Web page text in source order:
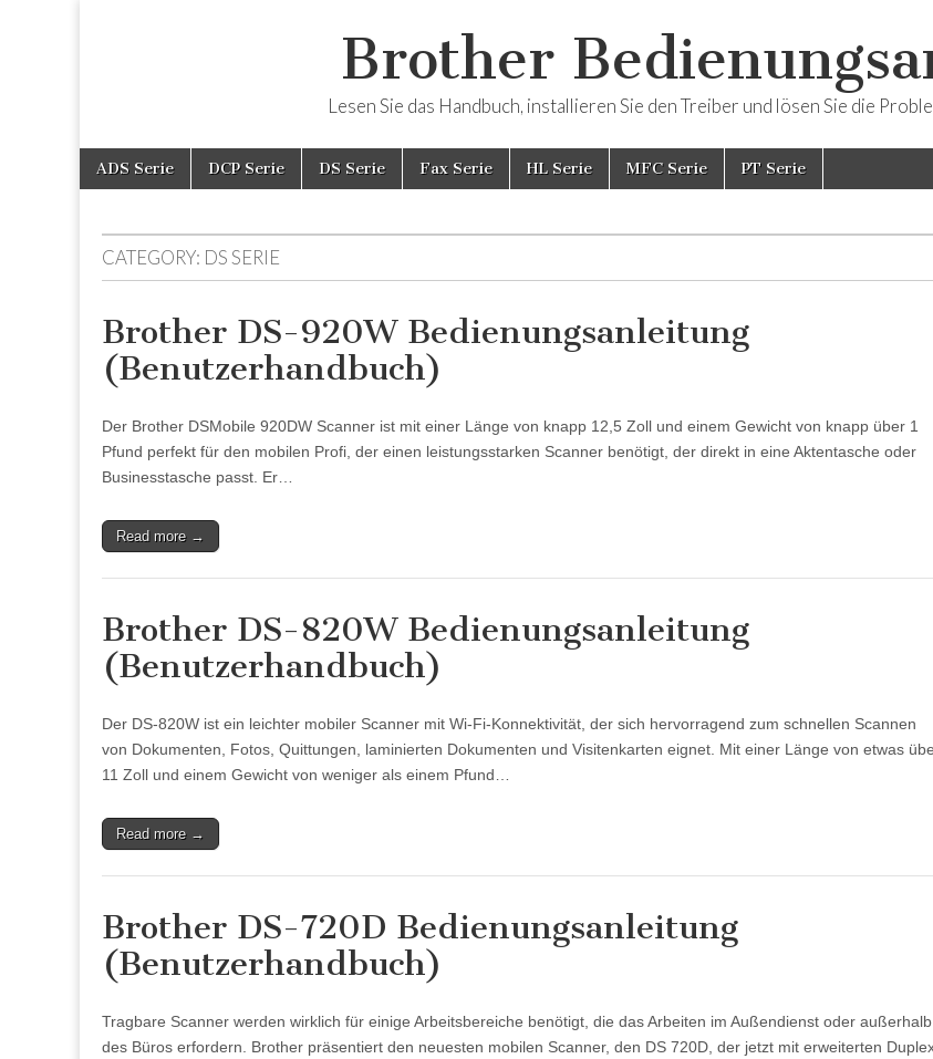
Brother
Lesen Sie das Handbuch, installieren Sie den Treiber und lösen Sie die
Main
menu
Skip
ADS Serie DCP Serie DS Serie Fax Serie HL Serie MFC Serie PT Serie
CATEGORY: DS SERIE
Brother DS-920W Bedienungsanleitung
(Benutzerhandbuch)
Der Brother DSMobile 920DW Scanner ist mit einer Länge von knapp 12,5 Zoll und einem Gewicht von knapp über 1
Pfund perfekt für den mobilen Profi, der einen leistungsstarken Scanner benötigt, der direkt in eine Aktentasche oder
Businesstasche passt. Er…
Read more →
Brother DS-820W Bedienungsanleitung
(Benutzerhandbuch)
Der DS-820W ist ein leichter mobiler Scanner mit Wi-Fi-Konnektivität, der sich hervorragend zum schnellen Scannen
von Dokumenten, Fotos, Quittungen, laminierten Dokumenten und Visitenkarten eignet. Mit einer Länge von etwas
11 Zoll und einem Gewicht von weniger als einem Pfund…
Read more →
Brother DS-720D Bedienungsanleitung
(Benutzerhandbuch)
Tragbare Scanner werden wirklich für einige Arbeitsbereiche benötigt, die das Arbeiten im Außendienst oder außerhalb
des Büros erfordern. Brother präsentiert den neuesten mobilen Scanner, den DS 720D, der jetzt mit erweiterten